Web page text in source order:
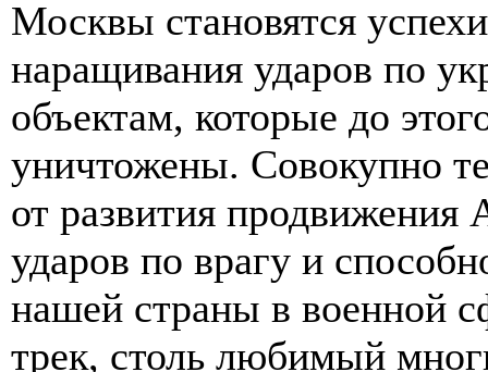
Москвы становятся
наращивания ударов по
объектам, которые до
уничтожены. Совокупно
от развития
ударов по врагу и
нашей страны в военной
трек, столь любимый